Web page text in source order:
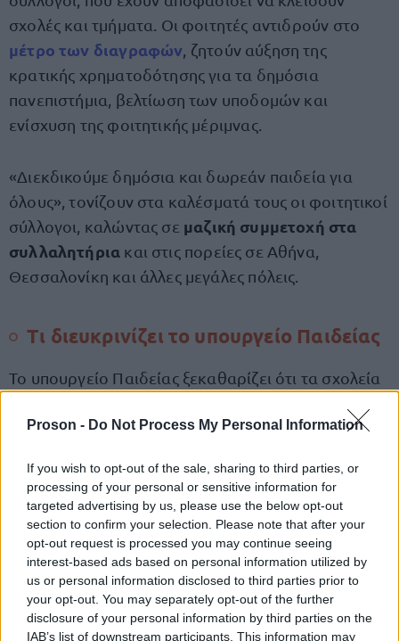
Proson - Do Not Process My Personal Information
If you wish to opt-out of the sale, sharing to third parties, or
processing of your personal or sensitive information for
targeted advertising by us, please use the below opt-out
section to confirm your selection. Please note that after your
opt-out request is processed you may continue seeing
interest-based ads based on personal information utilized by
us or personal information disclosed to third parties prior to
your opt-out. You may separately opt-out of the further
disclosure of your personal information by third parties on the
IAB’s list of downstream participants. This information may
σχολές και τμήματα. Οι φοιτητές αντιδρούν στο
μέτρο των διαγραφών , ζητούν αύξηση της
κρατικής χρηματοδότησης για τα δημόσια
πανεπιστήμια, βελτίωση των υποδομών και
ενίσχυση της φοιτητικής μέριμνας.
«Διεκδικούμε δημόσια και δωρεάν παιδεία για
όλους», τονίζουν στα καλέσματά τους οι φοιτητικοί
σύλλογοι, καλώντας σε μαζική συμμετοχή στα
συλλαλητήρια και στις πορείες σε Αθήνα,
Θεσσαλονίκη και άλλες μεγάλες πόλεις.
Τι διευκρινίζει το υπουργείο Παιδείας
Το υπουργείο Παιδείας ξεκαθαρίζει ότι τα σχολεία
τα μαθήματα θα πραγματοποιηθούν κανονικά,
μαθητές.
Τα 15μελή συμβούλια κάθε σχολείου θα
αποφασίσουν αν θα συμμετάσχουν στις
κινητοποιήσεις, όμως σε κάθε άλλη περίπτωση θα
τηρηθεί κανονικά το απουσιολόγιο. Βέβαια
εφόσον συμμετέχει και η ΟΛΜΕ με τρίωρη στάση